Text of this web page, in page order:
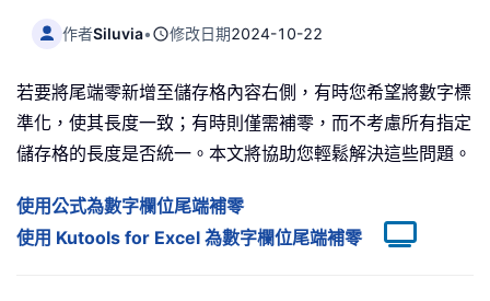
作者Siluvia• 修改日期2024-10-22
若要將尾端零新增至儲存格內容右側，有時您希望將數字標
準化，使其長度一致；有時則僅需補零，而不考慮所有指定
儲存格的長度是否統一。本文將協助您輕鬆解決這些問題。
使用公式為數字欄位尾端補零
使用 Kutools for Excel 為數字欄位尾端補零